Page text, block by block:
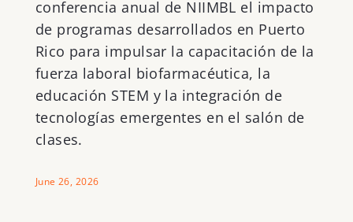
conferencia anual de NIIMBL el impacto
de programas desarrollados en Puerto
Rico para impulsar la capacitación de la
fuerza laboral biofarmacéutica, la
educación STEM y la integración de
tecnologías emergentes en el salón de
clases.
June 26, 2026